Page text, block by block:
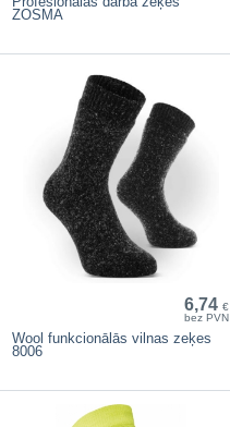
ZOSMA
6,74 €
bez PVN
Wool funkcionālās vilnas zeķes
8006